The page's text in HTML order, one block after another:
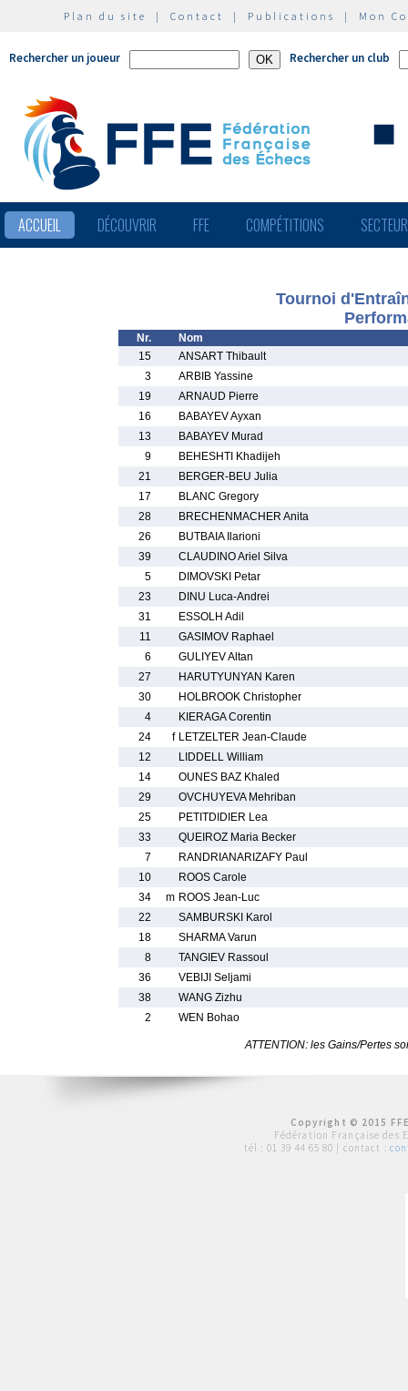
Plan du site | Contact | Publications | Mon
Rechercher un joueur Rechercher un club
ACCUEIL DÉCOUVRIR FFE COMPÉTITIONS
Tournoi
Nr.
Nom
15
ANSART Thibault
3
ARBIB Yassine
19
ARNAUD Pierre
16
BABAYEV Ayxan
13
BABAYEV Murad
9
BEHESHTI Khadijeh
21
BERGER-BEU Julia
17
BLANC Gregory
28
BRECHENMACHER Anita
26
BUTBAIA Ilarioni
39
CLAUDINO Ariel Silva
5
DIMOVSKI Petar
23
DINU Luca-Andrei
31
ESSOLH Adil
11
GASIMOV Raphael
6
GULIYEV Altan
27
HARUTYUNYAN Karen
30
HOLBROOK Christopher
4
KIERAGA Corentin
24
f LETZELTER Jean-Claude
12
LIDDELL William
14
OUNES BAZ Khaled
29
OVCHUYEVA Mehriban
25
PETITDIDIER Lea
33
QUEIROZ Maria Becker
7
RANDRIANARIZAFY Paul
10
ROOS Carole
34
m ROOS Jean-Luc
22
SAMBURSKI Karol
18
SHARMA Varun
8
TANGIEV Rassoul
36
VEBIJI Seljami
38
WANG Zizhu
2
WEN Bohao
ATTENTION: les Gains/Pertes
Copyright © 2015
Fédération Française des
tél : 01 39 44 65 80 | contact :